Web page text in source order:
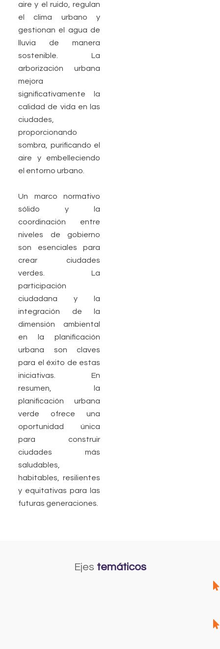
aire y el ruido, regulan
el clima urbano y
gestionan el agua de
lluvia de manera
sostenible. La
arborización urbana
mejora
significativamente la
calidad de vida en las
ciudades,
proporcionando
sombra, purificando el
aire y embelleciendo
el entorno urbano.
Un marco normativo
sólido y la
coordinación entre
niveles de gobierno
son esenciales para
crear ciudades
verdes. La
participación
ciudadana y la
integración de la
dimensión ambiental
en la planificación
urbana son claves
para el éxito de estas
iniciativas. En
resumen, la
planificación urbana
verde ofrece una
oportunidad única
para construir
ciudades más
saludables,
habitables, resilientes
y equitativas para las
futuras generaciones.
Ejes temáticos